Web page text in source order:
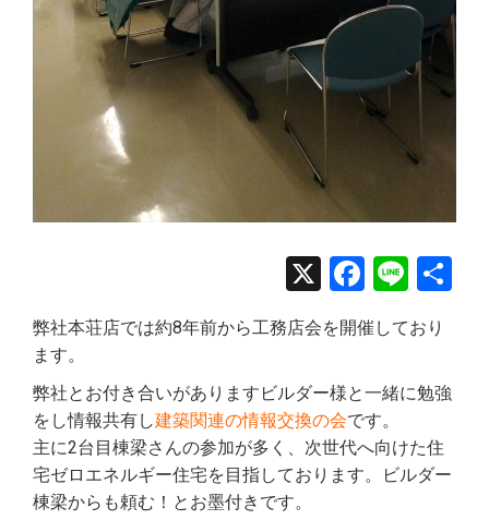
X Line
弊社本荘店では約8年前から工務店会を開催しており
ます。
弊社とお付き合いがありますビルダー様と一緒に勉強
をし情報共有し建築関連の情報交換の会です。
主に2台目棟梁さんの参加が多く、次世代へ向けた住
宅ゼロエネルギー住宅を目指しております。ビルダー
棟梁からも頼む！とお墨付きです。